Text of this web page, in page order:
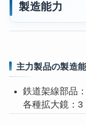
製造能力
主力製品の製造
鉄道架線部品
各種拡大鏡：3